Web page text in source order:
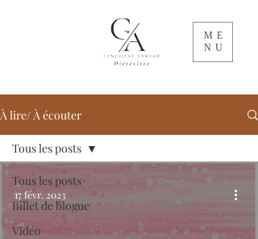
ME
NU
À lire/ À écouter
Tous les posts
Billet de blogue
Vidéo
Tous les posts
17 févr. 2023